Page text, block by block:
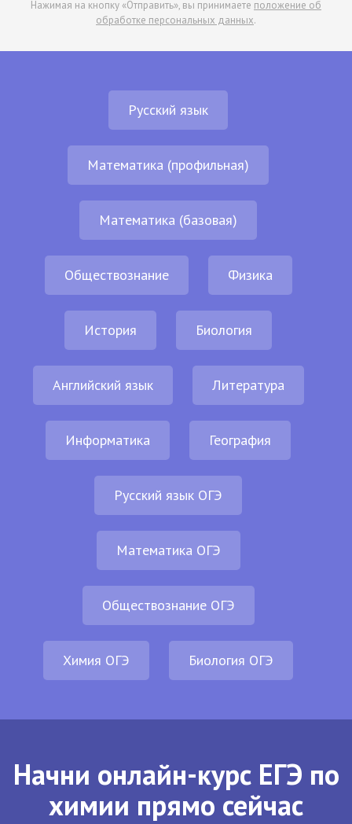
Нажимая на кнопку «Отправить», вы принимаете положение об
обработке персональных данных.
Русский язык
Математика (профильная)
Математика (базовая)
Обществознание Физика
История Биология
Английский язык Литература
Информатика География
Русский язык ОГЭ
Математика ОГЭ
Обществознание ОГЭ
Химия ОГЭ Биология ОГЭ
Начни онлайн-курс ЕГЭ по
химии прямо сейчас